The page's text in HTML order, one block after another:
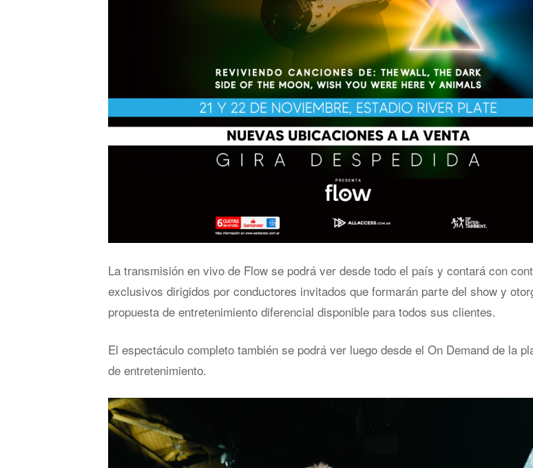
La transmisión en vivo de Flow se podrá ver desde todo el país y contará con
exclusivos dirigidos por conductores invitados que formarán parte del show y
propuesta de entretenimiento diferencial disponible para todos sus clientes.
El espectáculo completo también se podrá ver luego desde el On Demand de la
de entretenimiento.